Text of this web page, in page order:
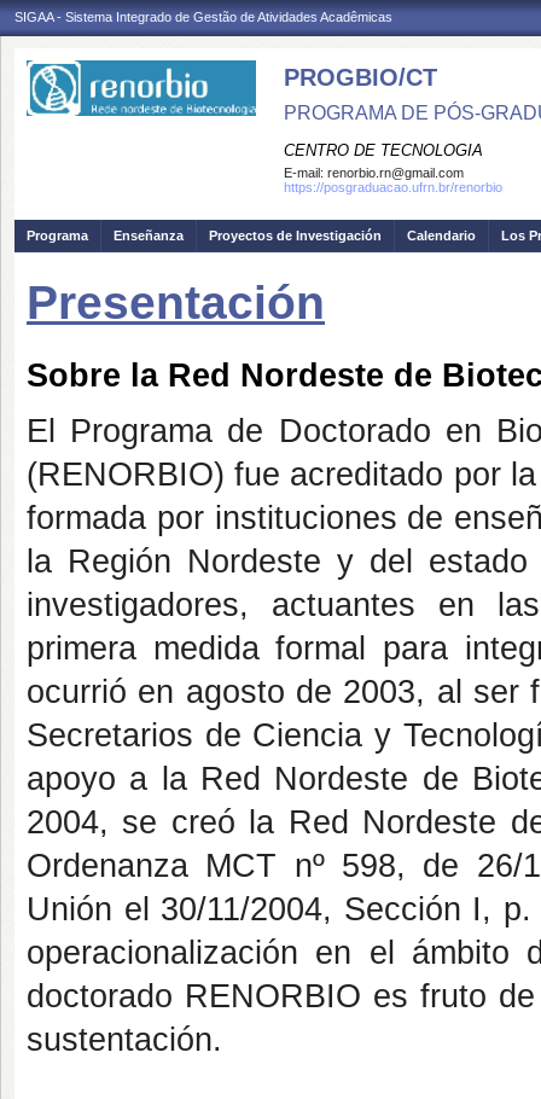
SIGAA - Sistema Integrado de Gestão de Atividades Acadêmicas
PROGBIO/CT
PROGRAMA DE PÓS-
CENTRO DE TECNOLOGIA
E-mail: renorbio.rn@gmail.com
https://posgraduacao.ufrn.br/renorbio
Programa Enseñanza Proyectos de Investigación Calendario Los
Presentación
Sobre la Red Nordeste de
El Programa de Doctorado en
(RENORBIO) fue acreditado por
formada por instituciones de
la Región Nordeste y del
investigadores, actuantes en
primera medida formal para
ocurrió en agosto de 2003, al ser
Secretarios de Ciencia y
apoyo a la Red Nordeste de
2004, se creó la Red Nordeste
Ordenanza MCT nº 598, de
Unión el 30/11/2004, Sección I,
operacionalización en el
doctorado RENORBIO es fruto
sustentación.